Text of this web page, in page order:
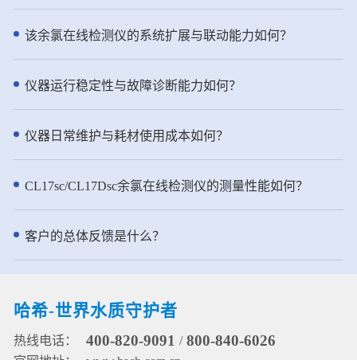
性。预测性诊断和支持性维护工作
坚固且轻便的集成过滤选项 集成
FX610 过滤系统和更坚固的 FX620
和流量检测功能。这些功能确保了
可靠的性能和减少的操作接触点。
行情况确保测量数据稳定可靠。 ●
半年一次维护，省时省力
维护频率减少到每年仅两次。该仪
器以效率为核心设计，流线型结构
标准清洁模式下，试剂的更换时间
可延长至半年一次。
向的散射光，散射光强与水样的浊
度成正比，从而通过检测90°的散射
光强实现浊度测量。水样进入浊度
仪先要流经气泡捕集器的层层折流
板，进入浊度测量腔体然后从溢流
口溢出进入排水管道。该去泡系统
使水样中的气泡被吸附到折流系统
的各个表面，或者随着水缓慢流动
上升到水面并释放到大气中。 ● pH
测量：pH电极由两部分组成：指示
电极和参比电极。pH测量是通过测
量指示和参比电极之间的电位来实
现的。pH电极在接触溶液时，其玻
璃膜上会形成一随pH变化而变化的
电势，且该电势需另一个恒定的电
势来进行比较。参比电极就是用来
水样温度进行pH测量值补偿。 ●
行电子吸收或释放完成，参比电极
近岸海域监测等多种场合。 - 仪器
特点： ● 创新技术：传承NT6800
总氮水质在线自动监测仪实用新型
专利，采用了两项实用新型专利技
术，进一步强化了其水质分析的准
确性和可靠性。①第一项专利是用
于水质分析的消解加热装置(专利申
请号：2021230394898)，它为消解
单元提供了高效且稳定的加热环
境。②第二项专利涉及用于水质分
析的消解管、相关的加热装置及组
件(专利申请号：2021230394949)
为消解单元提供可靠保障，确保了
阀的一体化流路设计，确保精准进
料易于配制。 ● 一键清洗：便捷的
该余氯在线检测仪的系统扩展与联动能力如何？
仪器运行稳定性与故障诊断能力如何？
仪器日常维护与耗材使用成本如何？
CL17sc/CL17Dsc余氯在线检测仪的测量性能如何？
客户的总体反馈是什么？
哈希-世界水质守护者
热线电话： 400-820-9091 / 800-840-6026